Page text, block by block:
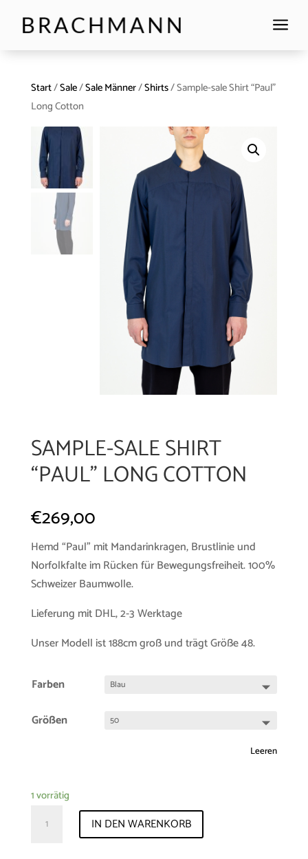
a
Start/Sale/Sale Männer/Shirts/ Sample-sale Shirt “Paul”
Long Cotton
SAMPLE-SALE SHIRT
“PAUL” LONG COTTON
€269,00
Hemd “Paul” mit Mandarinkragen, Brustlinie und
Norfolkfalte im Rücken für Bewegungsfreiheit. 100%
Schweizer Baumwolle.
Lieferung mit DHL, 2-3 Werktage
Unser Modell ist 188cm groß und trägt Größe 48.
Farben
Größen
Leeren
1 vorrätig
sale
IN DEN WARENKORB